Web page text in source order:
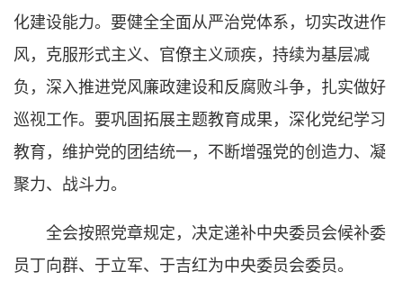
化建设能力。要健全全面从严治党体系，切实改进作
风，克服形式主义、官僚主义顽疾，持续为基层减
负，深入推进党风廉政建设和反腐败斗争，扎实做好
巡视工作。要巩固拓展主题教育成果，深化党纪学习
教育，维护党的团结统一，不断增强党的创造力、凝
聚力、战斗力。
全会按照党章规定，决定递补中央委员会候补委
员丁向群、于立军、于吉红为中央委员会委员。